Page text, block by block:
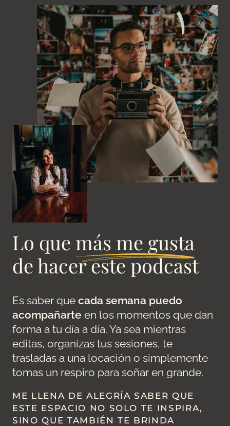
Lo que más me gusta
de hacer este podcast
Es saber que cada semana puedo
acompañarte en los momentos que dan
forma a tu día a día. Ya sea mientras
editas, organizas tus sesiones, te
trasladas a una locación o simplemente
tomas un respiro para soñar en grande.
ME LLENA DE ALEGRÍA SABER QUE
ESTE ESPACIO NO SOLO TE INSPIRA,
SINO QUE TAMBIÉN TE BRINDA